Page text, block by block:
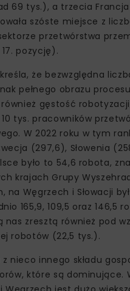
69 tys.), a trzecia
szóste miejsce z
przetwórstwa
pozycję).
że bezwzględna
pełnego obrazu
gęstość
tys. pracowników
W 2022 roku w tym
(297,6), Słowenia
było to 54,6 robota,
krajach Grupy
na Węgrzech i Słowacji
165,9, 109,5 oraz 146,5
nas zresztą również pod
robotów (22,5 tys.).
nieco innego składu
które są dominujące.